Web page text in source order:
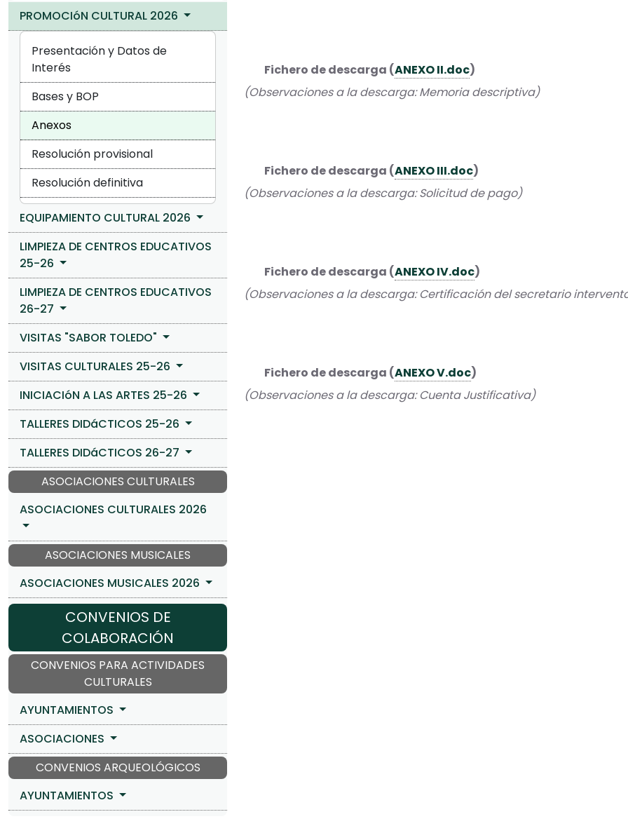
PROMOCIóN CULTURAL 2026
Presentación y Datos de
Interés
Bases y BOP
Anexos
Resolución provisional
Resolución definitiva
EQUIPAMIENTO CULTURAL 2026
LIMPIEZA DE CENTROS EDUCATIVOS
25-26
LIMPIEZA DE CENTROS EDUCATIVOS
26-27
VISITAS "SABOR TOLEDO"
VISITAS CULTURALES 25-26
INICIACIóN A LAS ARTES 25-26
TALLERES DIDáCTICOS 25-26
TALLERES DIDáCTICOS 26-27
ASOCIACIONES CULTURALES
ASOCIACIONES CULTURALES 2026
ASOCIACIONES MUSICALES
ASOCIACIONES MUSICALES 2026
CONVENIOS DE
COLABORACIÓN
CONVENIOS PARA ACTIVIDADES
CULTURALES
AYUNTAMIENTOS
ASOCIACIONES
CONVENIOS ARQUEOLÓGICOS
AYUNTAMIENTOS
Fichero de descarga (ANEXO II.doc)
(Observaciones a la descarga: Memoria descriptiva)
Fichero de descarga (ANEXO III.doc)
(Observaciones a la descarga: Solicitud de pago)
Fichero de descarga (ANEXO IV.doc)
(Observaciones a la descarga: Certificación del secretario
Fichero de descarga (ANEXO V.doc)
(Observaciones a la descarga: Cuenta Justificativa)